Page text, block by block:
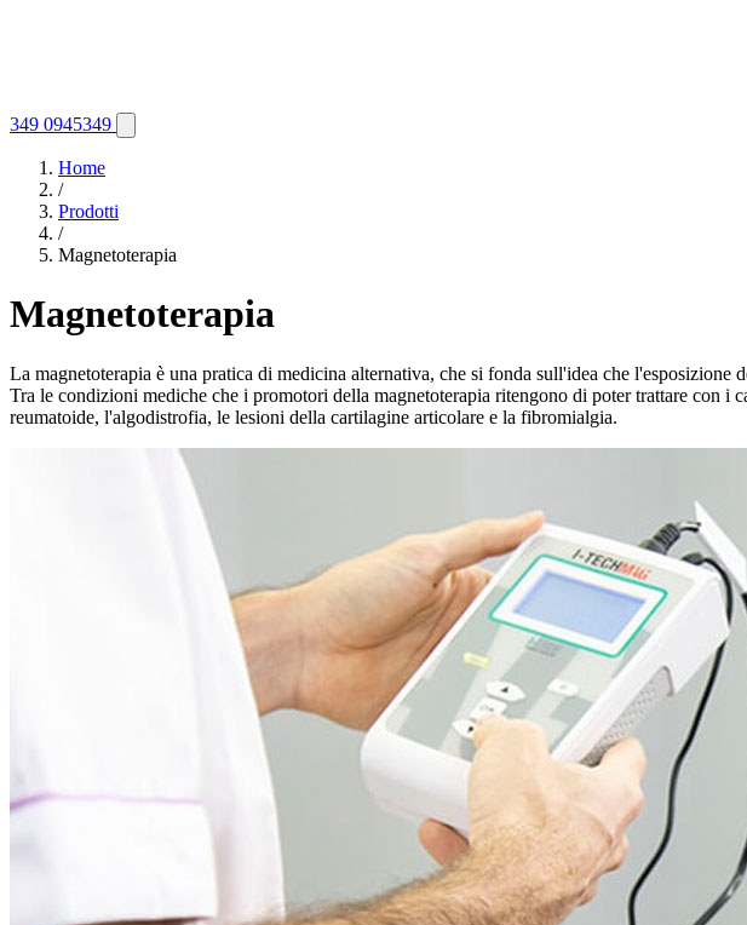
349 0945349
Home
/
Prodotti
/
Magnetoterapia
Magnetoterapia
La magnetoterapia è una pratica di medicina alternativa, che si fonda sull'idea che
Tra le condizioni mediche che i promotori della magnetoterapia ritengono di poter trattare con
reumatoide, l'algodistrofia, le lesioni della cartilagine articolare e la fibromialgia.